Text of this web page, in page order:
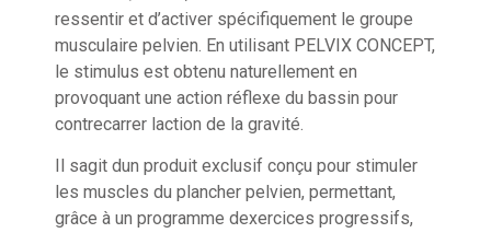
ressentir et d’activer spécifiquement le groupe
musculaire pelvien. En utilisant PELVIX CONCEPT,
le stimulus est obtenu naturellement en
provoquant une action réflexe du bassin pour
contrecarrer laction de la gravité.
Il sagit dun produit exclusif conçu pour stimuler
les muscles du plancher pelvien, permettant,
grâce à un programme dexercices progressifs,